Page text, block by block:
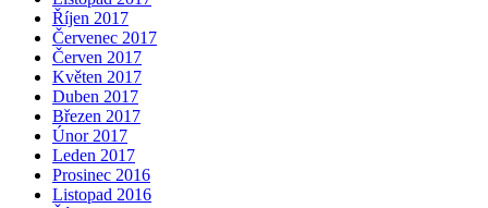
Říjen 2017
Červenec 2017
Červen 2017
Květen 2017
Duben 2017
Březen 2017
Únor 2017
Leden 2017
Prosinec 2016
Listopad 2016